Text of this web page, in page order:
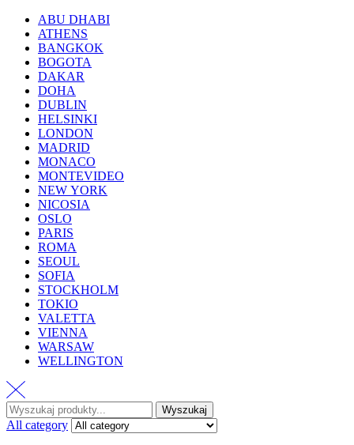
ABU DHABI
ATHENS
BANGKOK
BOGOTA
DAKAR
DOHA
DUBLIN
HELSINKI
LONDON
MADRID
MONACO
MONTEVIDEO
NEW YORK
NICOSIA
OSLO
PARIS
ROMA
SEOUL
SOFIA
STOCKHOLM
TOKIO
VALETTA
VIENNA
WARSAW
WELLINGTON
Wyszukaj
All category